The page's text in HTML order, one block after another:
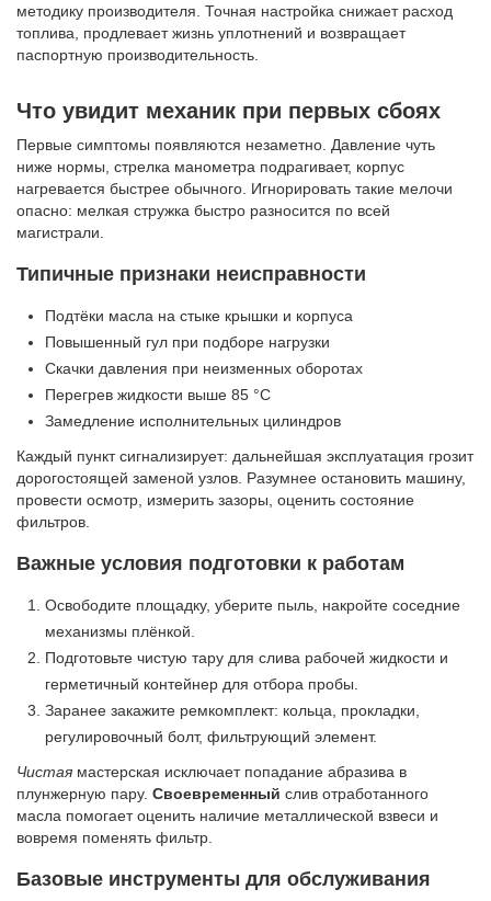
методику производителя. Точная настройка снижает расход
топлива, продлевает жизнь уплотнений и возвращает
паспортную производительность.
Что увидит механик при первых сбоях
Первые симптомы появляются незаметно. Давление чуть
ниже нормы, стрелка манометра подрагивает, корпус
нагревается быстрее обычного. Игнорировать такие мелочи
опасно: мелкая стружка быстро разносится по всей
магистрали.
Типичные признаки неисправности
Подтёки масла на стыке крышки и корпуса
Повышенный гул при подборе нагрузки
Скачки давления при неизменных оборотах
Перегрев жидкости выше 85 °C
Замедление исполнительных цилиндров
Каждый пункт сигнализирует: дальнейшая эксплуатация грозит
дорогостоящей заменой узлов. Разумнее остановить машину,
провести осмотр, измерить зазоры, оценить состояние
фильтров.
Важные условия подготовки к работам
Освободите площадку, уберите пыль, накройте соседние
механизмы плёнкой.
Подготовьте чистую тару для слива рабочей жидкости и
герметичный контейнер для отбора пробы.
Заранее закажите ремкомплект: кольца, прокладки,
регулировочный болт, фильтрующий элемент.
Чистая мастерская исключает попадание абразива в
плунжерную пару. Своевременный слив отработанного
масла помогает оценить наличие металлической взвеси и
вовремя поменять фильтр.
Базовые инструменты для обслуживания